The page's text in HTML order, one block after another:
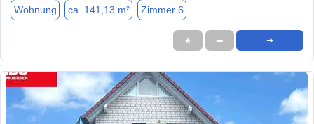
Wohnung ca. 141,13 m² Zimmer 6
★ ➦ ➜